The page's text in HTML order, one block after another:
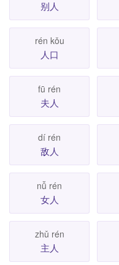
别人
rén kǒu
人口
fū rén
夫人
dí rén
敌人
nǚ rén
女人
zhǔ rén
主人